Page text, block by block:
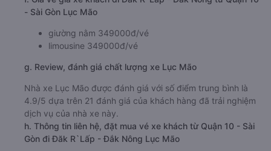
- Sài Gòn Lục Mão
giường nằm 349000đ/vé
limousine 349000đ/vé
g. Review, đánh giá chất lượng xe Lục Mão
Nhà xe Lục Mão được đánh giá với số điểm trung bình là
4.9/5 dựa trên 21 đánh giá của khách hàng đã trải nghiệm
dịch vụ của nhà xe này.
h. Thông tin liên hệ, đặt mua vé xe khách từ Quận 10 - Sài
Gòn đi Đăk R`Lấp - Đắk Nông Lục Mão